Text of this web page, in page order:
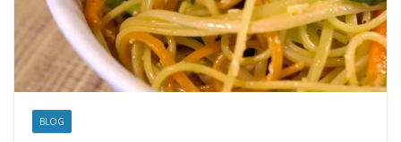
BLOG